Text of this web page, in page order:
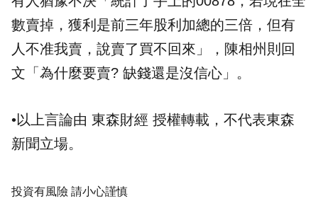
數賣掉，獲利是前三年股利加總的三倍，但有
人不准我賣，說賣了買不回來」，陳相州則回
文「為什麼要賣? 缺錢還是沒信心」。
•以上言論由 東森財經 授權轉載，不代表東森
新聞立場。
投資有風險 請小心謹慎